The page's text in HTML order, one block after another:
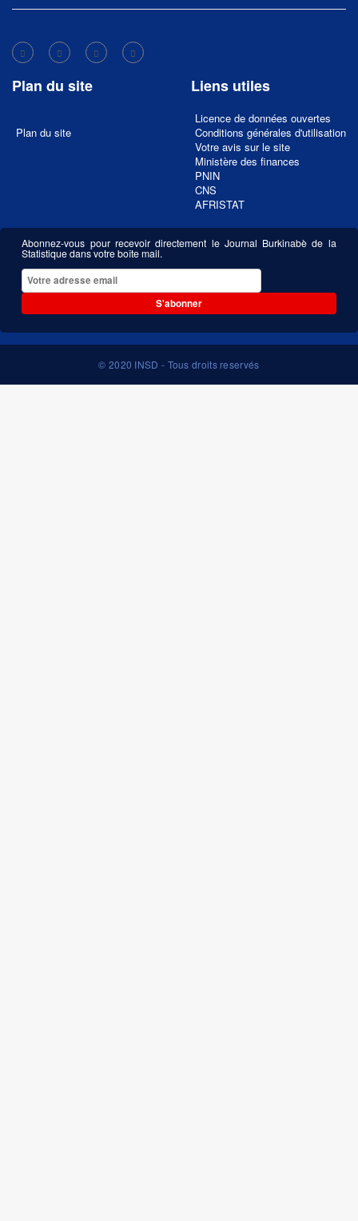
Plan du site
Plan du site
Liens utiles
Licence de données ouvertes
Conditions générales d'utilisation
Votre avis sur le site
Ministère des finances
PNIN
CNS
AFRISTAT
Abonnez-vous pour recevoir directement le Journal Burkinabè de la
Statistique dans votre boîte mail.
S'abonner
© 2020 INSD - Tous droits reservés